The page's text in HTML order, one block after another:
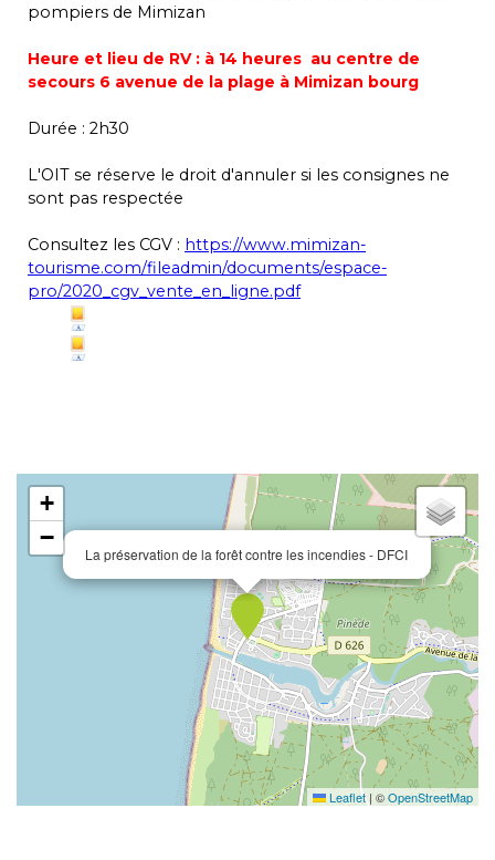
pompiers de Mimizan
Heure et lieu de RV : à 14 heures au centre de
secours 6 avenue de la plage à Mimizan bourg
Durée : 2h30
L'OIT se réserve le droit d'annuler si les consignes ne
sont pas respectée
Consultez les CGV : https://www.mimizan-
tourisme.com/fileadmin/documents/espace-
pro/2020_cgv_vente_en_ligne.pdf
La préservation de la forêt contre les incendies - DFCI
+
−
Leaflet | ©OpenStreetMap